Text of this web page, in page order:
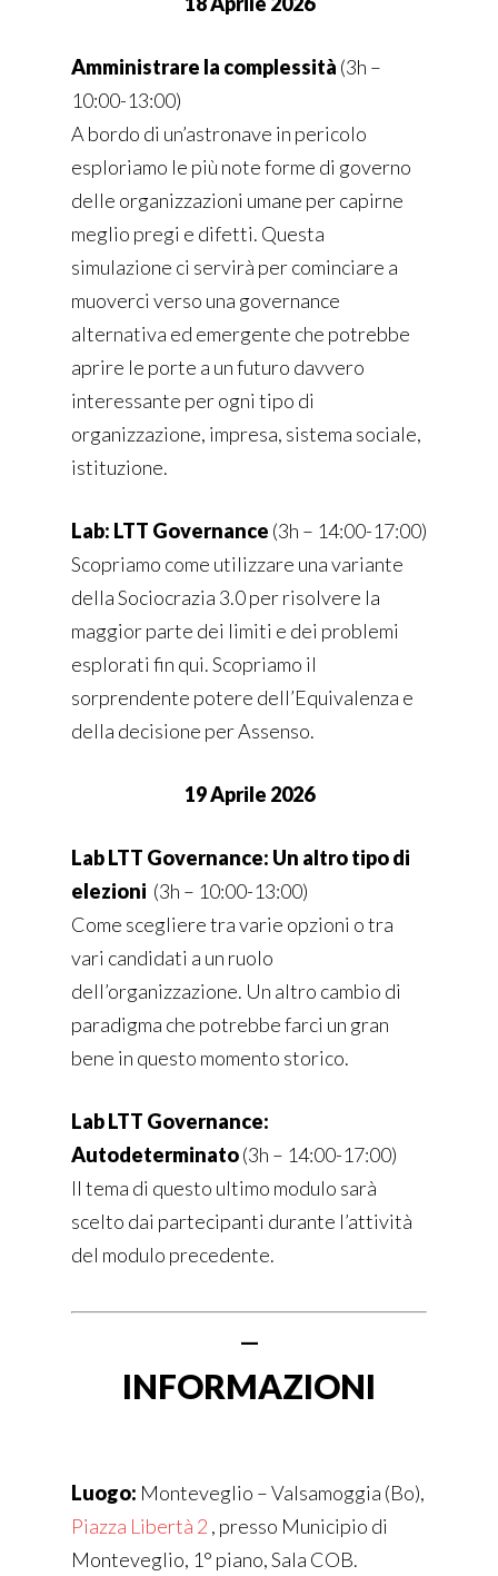
Amministrare la complessità (3h –
10:00-13:00)
A bordo di un’astronave in pericolo
esploriamo le più note forme di governo
delle organizzazioni umane per capirne
meglio pregi e difetti. Questa
simulazione ci servirà per cominciare a
muoverci verso una governance
alternativa ed emergente che potrebbe
aprire le porte a un futuro davvero
interessante per ogni tipo di
organizzazione, impresa, sistema sociale,
istituzione.
Lab: LTT Governance (3h – 14:00-17:00)
Scopriamo come utilizzare una variante
della Sociocrazia 3.0 per risolvere la
maggior parte dei limiti e dei problemi
esplorati fin qui. Scopriamo il
sorprendente potere dell’Equivalenza e
della decisione per Assenso.
19 Aprile 2026
Lab LTT Governance: Un altro tipo di
elezioni (3h – 10:00-13:00)
Come scegliere tra varie opzioni o tra
vari candidati a un ruolo
dell’organizzazione. Un altro cambio di
paradigma che potrebbe farci un gran
bene in questo momento storico.
Lab LTT Governance:
Autodeterminato(3h – 14:00-17:00)
Il tema di questo ultimo modulo sarà
scelto dai partecipanti durante l’attività
del modulo precedente.
–
INFORMAZIONI
Luogo: Monteveglio – Valsamoggia (Bo),
Piazza Libertà 2 , presso Municipio di
Monteveglio, 1° piano, Sala COB.